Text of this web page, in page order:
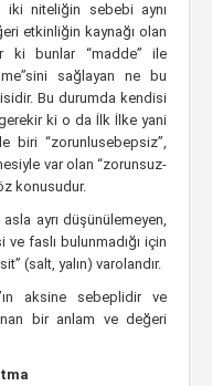
iki niteliğin sebebi aynı
etkinliğin kaynağı olan
ki bunlar “madde” ile
sağlayan ne bu
Bu durumda kendisi
ki o da İlk İlke yani
biri “zorunlusebepsiz”,
var olan “zorunsuz-
konusudur.
asla ayrı düşünülemeyen,
faslı bulunmadığı için
(salt, yalın) varolandır.
aksine sebeplidir ve
bir anlam ve değeri